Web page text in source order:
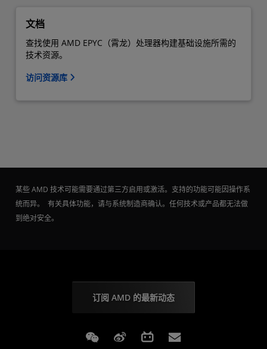
文档
查找使用 AMD EPYC（霄龙）处理器构建基础设施所需的
技术资源。
访问资源库
某些 AMD 技术可能需要通过第三方启用或激活。支持的功能可能因操作系
统而异。 有关具体功能，请与系统制造商确认。任何技术或产品都无法做
到绝对安全。
订阅 AMD 的最新动态
Weixin Weibo Bilibili